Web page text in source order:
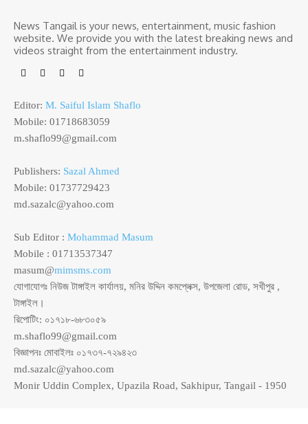
News Tangail is your news, entertainment, music fashion
website. We provide you with the latest breaking news and
videos straight from the entertainment industry.
Editor: M. Saiful Islam Shaflo
Mobile: 01718683059
m.shaflo99@gmail.com
Publishers: Sazal Ahmed
Mobile: 01737729423
md.sazalc@yahoo.com
Sub Editor : Mohammad Masum
Mobile : 01713537347
masum@mimsms.com
যোগাযোগঃ নিউজ টাঙ্গাইল কার্যালয়, মনির উদ্দিন কমপ্লেক্স, উপজেলা রোড, সখীপুর ,
টাঙ্গাইল।
রিপোটিং: ০১৭১৮-৬৮৩০৫৯
m.shaflo99@gmail.com
বিজ্ঞাপনঃ মোবাইলঃ ০১৭৩৭-৭২৯৪২৩
md.sazalc@yahoo.com
Monir Uddin Complex, Upazila Road, Sakhipur, Tangail - 1950